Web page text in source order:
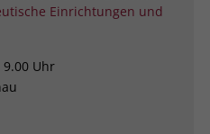
Einrichtungen und
9.00 Uhr